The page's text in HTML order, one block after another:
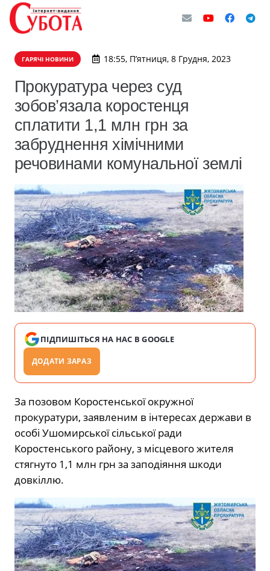
ГАРЯЧІ НОВИНИ 18:55, П’ятниця, 8 Грудня, 2023
Прокуратура через суд
зобов’язала коростенця
сплатити 1,1 млн грн за
забруднення хімічними
речовинами комунальної землі
ПІДПИШІТЬСЯ НА НАС В GOOGLE
ДОДАТИ ЗАРАЗ
За позовом Коростенської окружної
прокуратури, заявленим в інтересах держави в
особі Ушомирської сільської ради
Коростенського району, з місцевого жителя
стягнуто 1,1 млн грн за заподіяння шкоди
довкіллю.